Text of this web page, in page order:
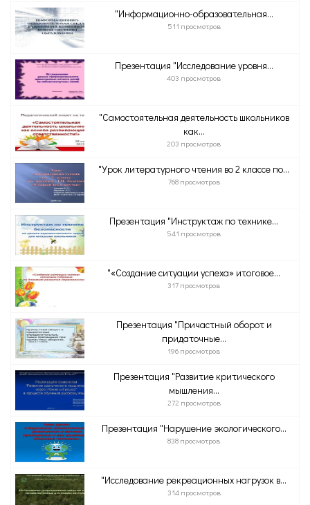
"Информационно-образовательная...
511 просмотров
Презентация "Исследование уровня...
403 просмотров
"Самостоятельная деятельность школьников
как...
203 просмотров
"Урок литературного чтения во 2 классе по...
768 просмотров
Презентация "Инструктаж по технике...
541 просмотров
"«Создание ситуации успеха» итоговое...
317 просмотров
Презентация "Причастный оборот и
придаточные...
196 просмотров
Презентация "Развитие критического
мышления...
272 просмотров
Презентация "Нарушение экологического...
838 просмотров
"Исследование рекреационных нагрузок в...
314 просмотров